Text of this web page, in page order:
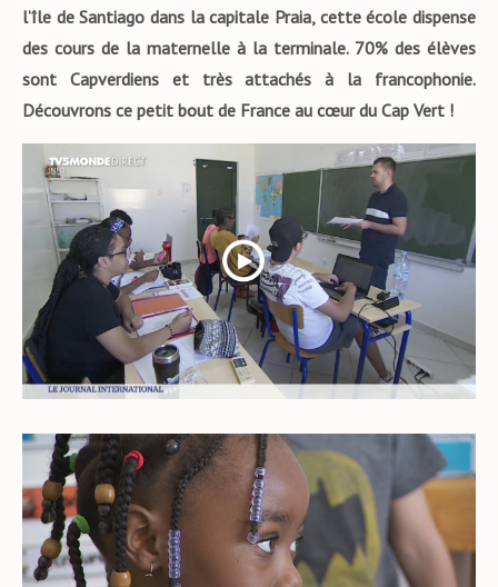
l’île de Santiago dans la capitale Praia, cette école dispense
des cours de la maternelle à la terminale. 70% des élèves
sont Capverdiens et très attachés à la francophonie.
Découvrons ce petit bout de France au cœur du Cap Vert !